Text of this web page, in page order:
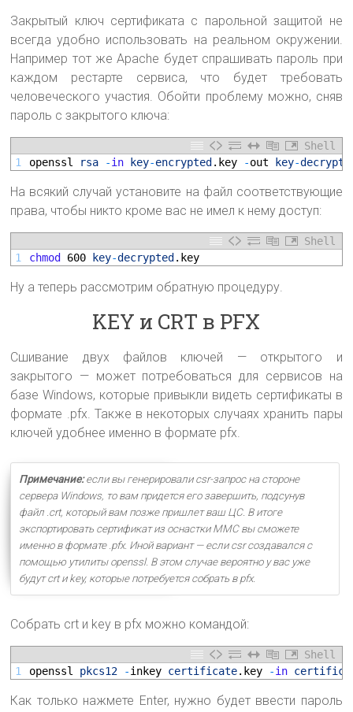
Закрытый ключ сертификата с парольной защитой не
всегда удобно использовать на реальном окружении.
Например тот же Apache будет спрашивать пароль при
каждом рестарте сервиса, что будет требовать
человеческого участия. Обойти проблему можно, сняв
пароль с закрытого ключа:
Shell
1
openssl rsa -in key-encrypted .key -out key-
На всякий случай установите на файл соответствующие
права, чтобы никто кроме вас не имел к нему доступ:
Shell
1
chmod 600 key-decrypted .key
Ну а теперь рассмотрим обратную процедуру.
KEY и CRT в PFX
Сшивание двух файлов ключей — открытого и
закрытого — может потребоваться для сервисов на
базе Windows, которые привыкли видеть сертификаты в
формате .pfx. Также в некоторых случаях хранить пары
ключей удобнее именно в формате pfx.
Примечание:если вы генерировали csr-запрос на стороне
сервера Windows, то вам придется его завершить, подсунув
файл .crt, который вам позже пришлет ваш ЦС. В итоге
экспортировать сертификат из оснастки MMC вы сможете
именно в формате .pfx. Иной вариант — если csr создавался с
помощью утилиты openssl. В этом случае вероятно у вас уже
будут crt и key, которые потребуется собрать в pfx.
Собрать crt и key в pfx можно командой:
Shell
1
openssl pkcs12 -inkey certificate.key -in
Как только нажмете Enter, нужно будет ввести пароль